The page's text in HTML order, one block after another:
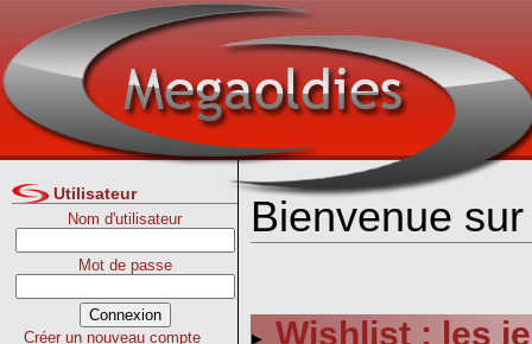
Utilisateur
Nom d'utilisateur
Mot de passe
Créer un nouveau compte
Bienvenue
Wishlist : les